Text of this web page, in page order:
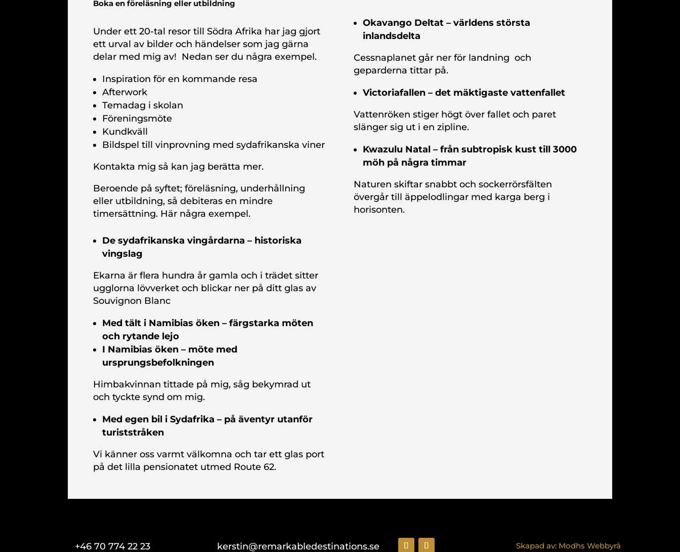
Boka en föreläsning eller utbildning
Under ett 20-tal resor till Södra Afrika har jag gjort
ett urval av bilder och händelser som jag gärna
delar med mig av! Nedan ser du några exempel.
Inspiration för en kommande resa
Afterwork
Temadag i skolan
Föreningsmöte
Kundkväll
Bildspel till vinprovning med sydafrikanska viner
Kontakta mig så kan jag berätta mer.
Beroende på syftet; föreläsning, underhållning
eller utbildning, så debiteras en mindre
timersättning. Här några exempel.
De sydafrikanska vingårdarna – historiska
vingslag
Ekarna är flera hundra år gamla och i trädet sitter
ugglorna lövverket och blickar ner på ditt glas av
Souvignon Blanc
Med tält i Namibias öken – färgstarka möten
och rytande lejo
I Namibias öken – möte med
ursprungsbefolkningen
Himbakvinnan tittade på mig, såg bekymrad ut
och tyckte synd om mig.
Med egen bil i Sydafrika – på äventyr utanför
turiststråken
Vi känner oss varmt välkomna och tar ett glas port
på det lilla pensionatet utmed Route 62.
Okavango Deltat – världens största
inlandsdelta
Cessnaplanet går ner för landning och
geparderna tittar på.
Victoriafallen – det mäktigaste vattenfallet
Vattenröken stiger högt över fallet och paret
slänger sig ut i en zipline.
Kwazulu Natal – från subtropisk kust till 3000
möhpå några timmar
Naturen skiftar snabbt och sockerrörsfälten
övergår till äppelodlingar med karga berg i
horisonten.
+46 70 774 22 23 kerstin@remarkabledestinations.se Skapad av: Modhs Webbyrå